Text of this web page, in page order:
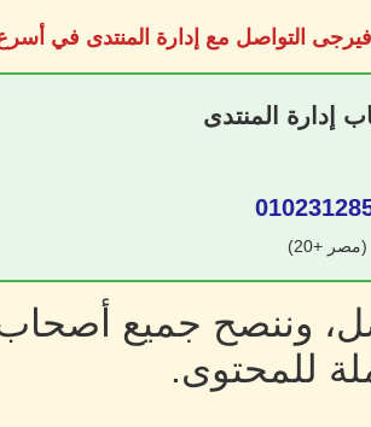
التواصل مع إدارة المنتدى في
إدارة المنتدى
(مصر +20)
وننصح جميع أصحاب
للمحتوى.